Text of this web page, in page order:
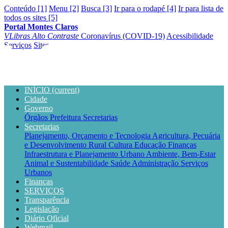
Conteúdo [1] Menu [2] Busca [3] Ir para o rodapé [4] Ir para lista de
todos os sites [5]
Portal Montes Claros
VLibras Alto Contraste Coronavírus (COVID-19) Acessibilidade
Serviços Sites
INÍCIO (current)
Cidade
Governo
Órgãos Prefeitura Secretarias
Secretarias
Planejamento, Orçamento e Tecnologia Agricultura, Pecuária
e Desenvolvimento Rural Cultura Educação Finanças
Infraestrutura e Planejamento Urbano Ambiente, Bem-Estar
Animal e Sustentabilidade Saúde Administração Serviços
Urbanos
Finanças
SERVIÇOS
Transparência
Legislação
Diário Oficial